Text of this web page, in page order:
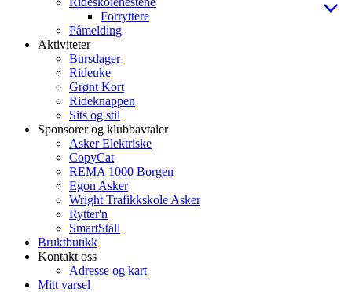
Forryttere
Påmelding
Aktiviteter
Bursdager
Rideuke
Grønt Kort
Rideknappen
Sits og stil
Sponsorer og klubbavtaler
Asker Elektriske
CopyCat
REMA 1000 Borgen
Egon Asker
Wright Trafikkskole Asker
Rytter'n
SmartStall
Bruktbutikk
Kontakt oss
Adresse og kart
Mitt varsel